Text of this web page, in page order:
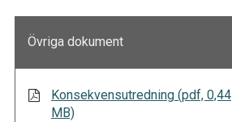
Övriga dokument
Konsekvensutredning (pdf, 0,44
MB)